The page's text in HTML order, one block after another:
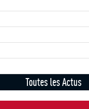
Toutes les Actus